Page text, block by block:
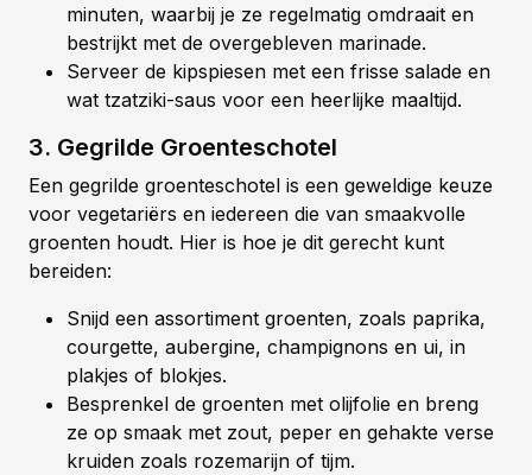
minuten, waarbij je ze regelmatig omdraait en
bestrijkt met de overgebleven marinade.
Serveer de kipspiesen met een frisse salade en
wat tzatziki-saus voor een heerlijke maaltijd.
3. Gegrilde Groenteschotel
Een gegrilde groenteschotel is een geweldige keuze
voor vegetariërs en iedereen die van smaakvolle
groenten houdt. Hier is hoe je dit gerecht kunt
bereiden:
Snijd een assortiment groenten, zoals paprika,
courgette, aubergine, champignons en ui, in
plakjes of blokjes.
Besprenkel de groenten met olijfolie en breng
ze op smaak met zout, peper en gehakte verse
kruiden zoals rozemarijn of tijm.